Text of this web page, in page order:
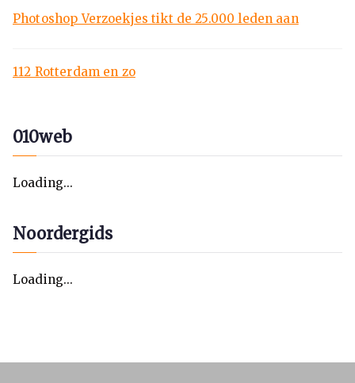
Photoshop Verzoekjes tikt de 25.000 leden aan
112 Rotterdam en zo
010web
Loading...
Noordergids
Loading...